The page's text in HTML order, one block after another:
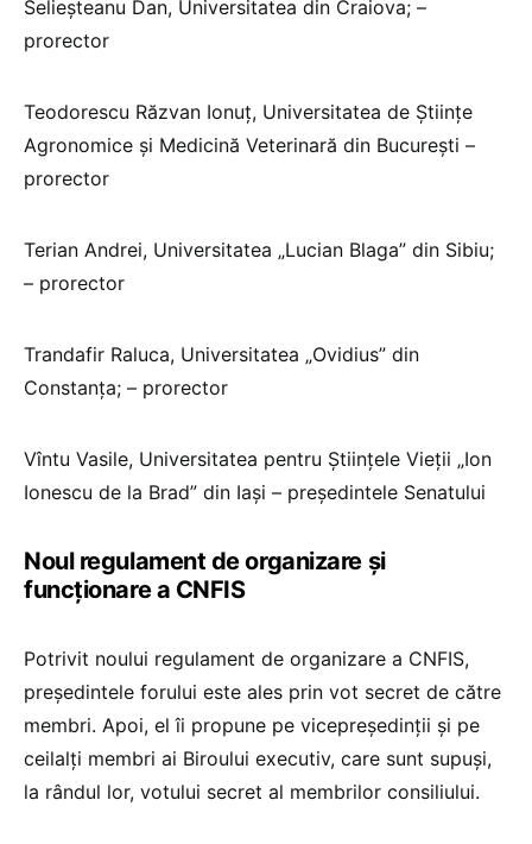
Selieșteanu Dan, Universitatea din Craiova; –
prorector
Teodorescu Răzvan Ionuț, Universitatea de Științe
Agronomice și Medicină Veterinară din București –
prorector
Terian Andrei, Universitatea „Lucian Blaga” din Sibiu;
– prorector
Trandafir Raluca, Universitatea „Ovidius” din
Constanța; – prorector
Vîntu Vasile, Universitatea pentru Științele Vieții „Ion
Ionescu de la Brad” din Iași – președintele Senatului
Noul regulament de organizare și
funcționare a CNFIS
Potrivit noului regulament de organizare a CNFIS,
președintele forului este ales prin vot secret de către
membri. Apoi, el îi propune pe vicepreședinții și pe
ceilalți membri ai Biroului executiv, care sunt supuși,
la rândul lor, votului secret al membrilor consiliului.